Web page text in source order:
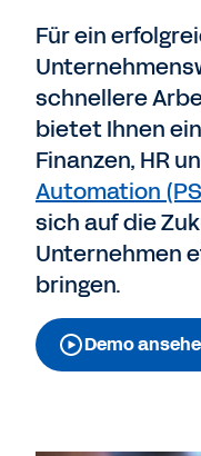
Für ein
schnellere
bietet Ihnen
Finanzen, HR
Automation
sich auf die
Unternehmen
bringen.
Demo